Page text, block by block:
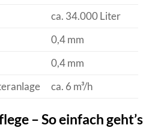
ca. 34.000 Liter
0,4 mm
0,4 mm
ca. 6 m³/h
– So einfach geht’s